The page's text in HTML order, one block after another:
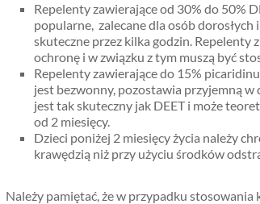
Repelenty zawierające od 30% do 50%
popularne, zalecane dla osób dorosłych
skuteczne przez kilka godzin. Repelenty
ochronę i w związku z tym muszą być
Repelenty zawierające do 15%
jest bezwonny, pozostawia przyjemną
jest tak skuteczny jak DEET i może
od 2 miesięcy.
Dzieci poniżej 2 miesięcy życia należy
krawędzią niż przy użyciu środków
Należy pamiętać, że w przypadku